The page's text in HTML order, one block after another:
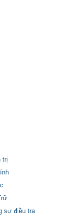
trị
sự điều tra